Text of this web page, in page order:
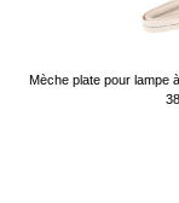
Mèche plate pour lampe